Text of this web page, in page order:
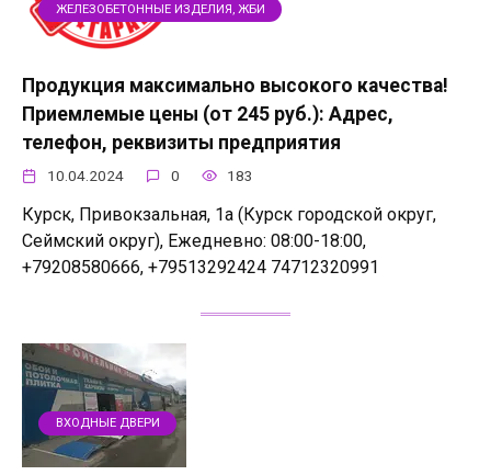
ЖЕЛЕЗОБЕТОННЫЕ ИЗДЕЛИЯ, ЖБИ
Продукция максимально высокого качества!
Приемлемые цены (от 245 руб.): Адрес,
телефон, реквизиты предприятия
10.04.2024 0 183
Курск, Привокзальная, 1а (Курск городской округ,
Сеймский округ), Ежедневно: 08:00-18:00,
+79208580666, +79513292424 74712320991
ВХОДНЫЕ ДВЕРИ